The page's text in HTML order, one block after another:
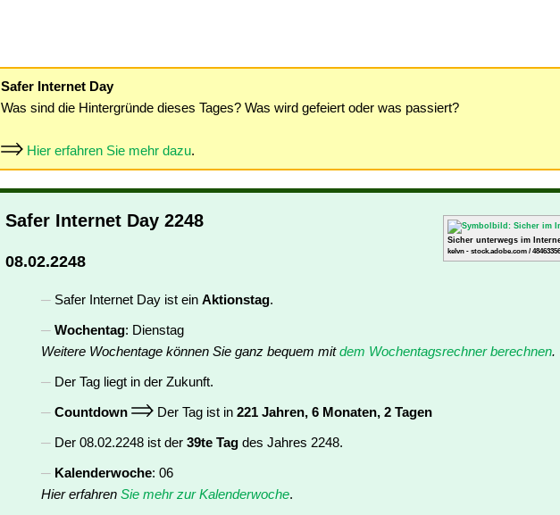
Safer Internet Day
Was sind die Hintergründe dieses Tages? Was wird gefeiert oder was passiert?
Hier erfahren Sie mehr dazu.
Sicher unterwegs im
kelvn - stock.adobe.com /
Safer Internet Day 2248
08.02.2248
Safer Internet Day ist ein Aktionstag.
Wochentag: Dienstag
Weitere Wochentage können Sie ganz bequem mitdem Wochentagsrechner berechnen.
Der Tag liegt in der Zukunft.
Countdown
Der Tag ist in 221 Jahren, 6 Monaten, 2 Tagen
Der 08.02.2248 ist der 39te Tag des Jahres 2248.
Kalenderwoche: 06
Hier erfahren Sie mehr zur Kalenderwoche.